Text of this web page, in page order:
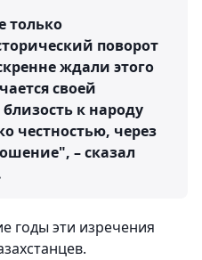
только
поворот
ждали этого
своей
к народу
честностью, через
– сказал
годы эти изречения